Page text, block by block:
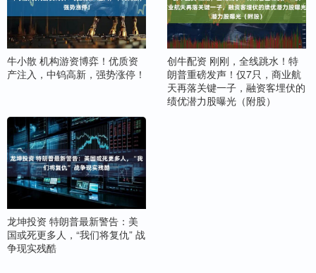
牛小散 机构游资博弈！优质资
产注入，中钨高新，强势涨停！
创牛配资 刚刚，全线跳水！特
朗普重磅发声！仅7只，商业航
天再落关键一子，融资客埋伏的
绩优潜力股曝光（附股）
龙坤投资 特朗普最新警告：美
国或死更多人，“我们将复仇” 战
争现实残酷